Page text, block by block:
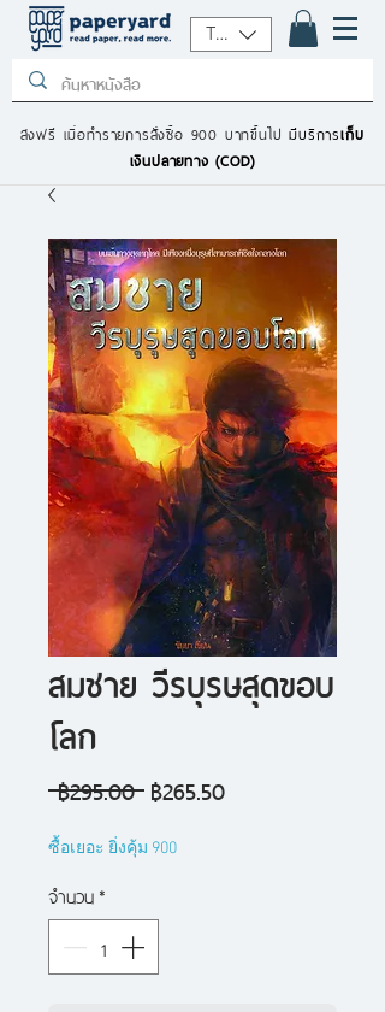
THB (฿)
ส่งฟรี เมื่อทำรายการสั่งซื้อ 900 บาทขึ้นไปมีบริการเก็บ
เงินปลายทาง (COD)
สมชาย วีรบุรษสุดขอบ
โลก
฿295.00 ราคา
฿265.50ราคา
ซื้อเยอะ ยิ่งคุ้ม 900
จำนวน*